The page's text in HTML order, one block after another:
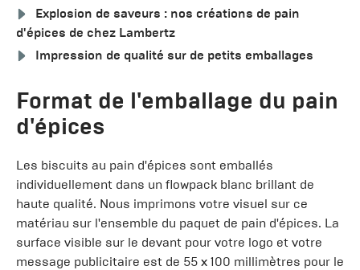
Explosion de saveurs : nos créations de pain
d'épices de chez Lambertz
Impression de qualité sur de petits emballages
Format de l'emballage du pain
d'épices
Les biscuits au pain d'épices sont emballés
individuellement dans un flowpack blanc brillant de
haute qualité. Nous imprimons votre visuel sur ce
matériau sur l'ensemble du paquet de pain d'épices. La
surface visible sur le devant pour votre logo et votre
message publicitaire est de 55 x 100 millimètres pour le